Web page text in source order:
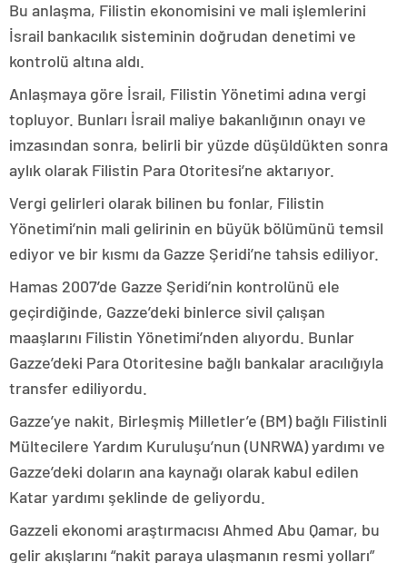
Bu anlaşma, Filistin ekonomisini ve mali işlemlerini
İsrail bankacılık sisteminin doğrudan denetimi ve
kontrolü altına aldı.
Anlaşmaya göre İsrail, Filistin Yönetimi adına vergi
topluyor. Bunları İsrail maliye bakanlığının onayı ve
imzasından sonra, belirli bir yüzde düşüldükten sonra
aylık olarak Filistin Para Otoritesi’ne aktarıyor.
Vergi gelirleri olarak bilinen bu fonlar, Filistin
Yönetimi’nin mali gelirinin en büyük bölümünü temsil
ediyor ve bir kısmı da Gazze Şeridi’ne tahsis ediliyor.
Hamas 2007’de Gazze Şeridi’nin kontrolünü ele
geçirdiğinde, Gazze’deki binlerce sivil çalışan
maaşlarını Filistin Yönetimi’nden alıyordu. Bunlar
Gazze’deki Para Otoritesine bağlı bankalar aracılığıyla
transfer ediliyordu.
Gazze’ye nakit, Birleşmiş Milletler’e (BM) bağlı Filistinli
Mültecilere Yardım Kuruluşu’nun (UNRWA) yardımı ve
Gazze’deki doların ana kaynağı olarak kabul edilen
Katar yardımı şeklinde de geliyordu.
Gazzeli ekonomi araştırmacısı Ahmed Abu Qamar, bu
gelir akışlarını “nakit paraya ulaşmanın resmi yolları”